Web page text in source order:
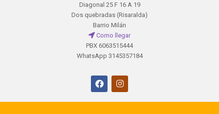
Diagonal 25 F 16 A 19
Dos quebradas (Risaralda)
Barrio Milán
Como llegar
PBX 6063515444
WhatsApp 3145357184